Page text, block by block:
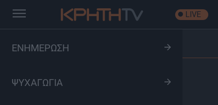
ΕΝΗΜΕΡΩΣΗ
ΨΥΧΑΓΩΓΙΑ
LIVE
Καλλιτέχνες | Γιάννης Σμαραγδάκης